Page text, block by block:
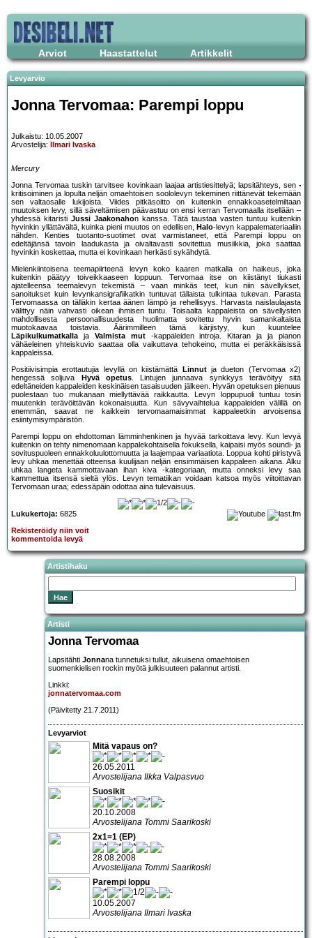
Arviot Haastattelut Artikkelit
Levyarvio
Jonna Tervomaa: Parempi loppu
Julkaistu: 10.05.2007
Arvostelija:
Ilmari Ivaska
Mercury
Jonna Tervomaa tuskin tarvitsee kovinkaan laajaa artistiesittelyä; lapsitähteys, sen
kritisoiminen ja lopulta neljän omaehtoisen soololevyn tekeminen riittänevät tekemään
sen valtaosalle lukijoista. Viides pitkäsoitto on kuitenkin ennakkoasetelmiltaan
muutoksen levy, sillä säveltämisen päävastuu on ensi kerran Tervomaalla itsellään –
yhdessä kitaristi Jussi Jaakonahon kanssa. Tätä taustaa vasten tuntuu kuitenkin
hyvinkin yllättävältä, kuinka pieni muutos on edellisen, Halo-levyn kappalemateriaaliin
nähden. Kenties tuotanto-suotimet ovat varmistaneet, että Parempi loppu on
edeltäjänsä tavoin laadukasta ja oivaltavasti sovitettua musiikkia, joka saattaa
hyvinkin koskettaa, mutta ei kovinkaan herkästi sykähdytä.
Mielenkiintoisena teemapiirteenä levyn koko kaaren matkalla on haikeus, joka
kuitenkin päätyy toiveikkaaseen loppuun. Tervomaa itse on kiistänyt tiukasti
ajatelleensa teemalevyn tekemistä – vaan minkäs teet, kun niin sävellykset,
sanoitukset kuin levynkansigrafiikatkin tuntuvat tällaista tulkintaa tukevan. Parasta
Tervomaassa on tälläkin kertaa äänen lämpö ja rehellisyys. Harvasta naislaulajasta
välittyy näin vahvasti oikean ihmisen tuntu. Toisaalta kappaleista on sävellysten
mahdollisesta persoonallisuudesta huolimatta sovitettu hyvin samankaltaista
muotokaavaa toistavia. Äärimmilleen tämä kärjistyy, kun kuuntelee
Läpikulkumatkallaja Valmista mut-kappaleiden introja. Kitaran ja ja pianon
vähäeleinen yhteiskuvio saattaa olla vaikuttava tehokeino, mutta ei peräkkäisissä
kappaleissa.
Positiivisimpia erottautujia levyllä on kiistämättä
Linnutja dueton (Tervomaa x2)
hengessä soljuva
Hyvä opetus. Lintujen junnaava synkkyys terävöityy sitä
edeltäneiden kappaleiden keskinäisen tasaisuuden jälkeen. Hyvän opetuksen pienuus
puolestaan tuo mukanaan miellyttävää raikkautta. Levyn loppupuoli tuntuu tosin
muutenkin terävöittävän kokonaisuutta. Kun sävyvaihtelua kappaleiden välillä on
enemmän, saavat ne kaikkein tervomaamaisimmat kappaleetkin arvoisensa
esiintymisympäristön.
Parempi loppu on ehdottoman lämminhenkinen ja hyvää tarkoittava levy. Kun levyä
kuitenkin on tehty nimenomaan kappalekohtaisella fokuksella, kaipaisi myös soundi- ja
sovituspuoleen ennakkoluulottomuutta ja laajempaa variaatiota. Loppua kohti piristyvä
levy uhkaa menettää otteensa kuulijaan neljän ensimmäisen kappaleen aikana. Alku
uhkaa langeta kammottavaan ihan kiva -kategoriaan, mutta onneksi levy saa
kammettua itsensä sieltä ylös. Levyn tematiikan voidaan katsoa myös viitoittavan
Tervomaan uraa; edessäpäin odottaa aina tulevaisuus.
Lukukertoja: 6825
Rekisteröidy niin voit
kommentoida levyä
Artistihaku
Artisti
Jonna Tervomaa
Lapsitähti Jonnana tunnetuksi tullut, aikuisena omaehtoisen
suomenkielisen rockin myötä julkisuuteen palannut artisti.
Linkki:
jonnatervomaa.com
(Päivitetty 21.7.2011)
Levyarviot
Mitä vapaus on?
26.05.2011
Arvostelijana Ilkka Valpasvuo
Suosikit
20.10.2008
Arvostelijana Tommi Saarikoski
2x1=1 (EP)
28.08.2008
Arvostelijana Tommi Saarikoski
Parempi loppu
10.05.2007
Arvostelijana Ilmari Ivaska